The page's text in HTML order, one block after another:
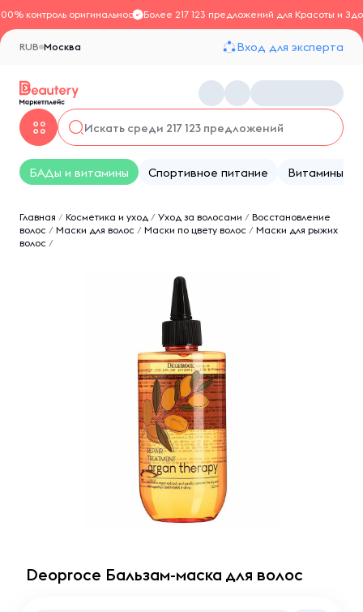
контроль оригинальностиБолее 217 123 предложений для Красоты и
Москва
RUB Вход для эксперта
БАДы и витамины Спортивное питание Витамины
Главная / Косметика и уход / Уход за волосами / Восстановление
волос / Маски для волос / Маски по цвету волос / Маски для рыжих
волос /
Deoproce Бальзам-маска для волос